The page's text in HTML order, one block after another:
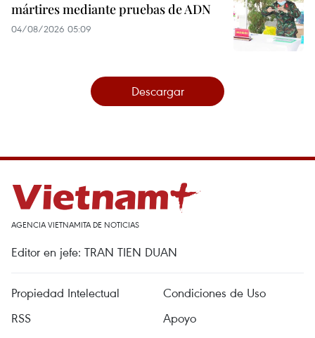
mártires mediante pruebas de ADN
04/08/2026 05:09
Descargar
AGENCIA VIETNAMITA DE NOTICIAS
Editor en jefe: TRAN TIEN DUAN
Propiedad Intelectual
Condiciones de Uso
RSS
Apoyo